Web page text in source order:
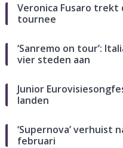
Veronica Fusaro trekt
tournee
‘Sanremo on tour’:
vier steden aan
Junior
landen
‘Supernova’ verhuist
februari